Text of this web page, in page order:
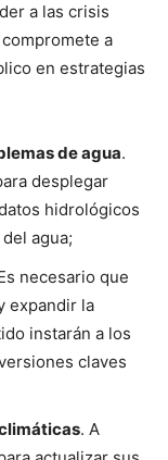
a las crisis
a
en estrategias
de agua.
desplegar
hidrológicos
agua;
necesario que
expandir la
instarán a los
claves
. A